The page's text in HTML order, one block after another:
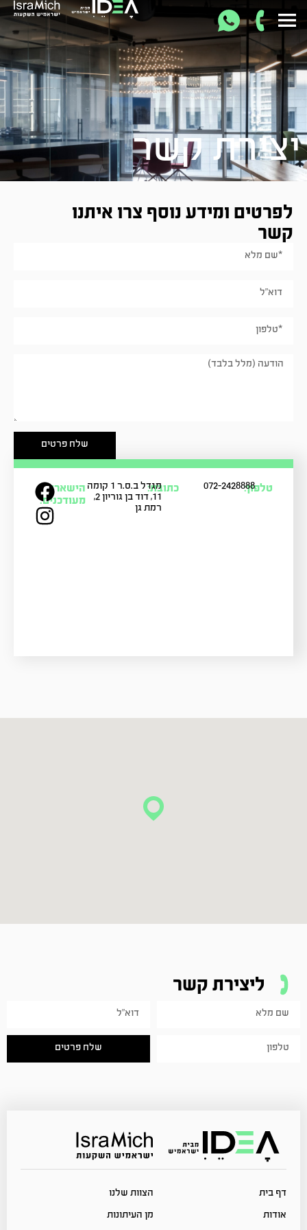
יצירת קשר
טלפון:072-2428888 כתובת:
מגדל ב.ס.ר 1 קומה
11, דוד בן גוריון 2,
רמת גן
הישארו
מעודכנים:
לפרטים ומידע נוסף צרו איתנו
קשר
שלח פרטים
ליצירת קשר
שלח פרטים
דף בית
אודות
הצוות שלנו
מן העיתונות